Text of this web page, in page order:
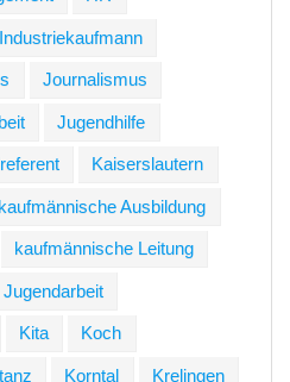
Industriekaufmann
Journalismus
Jugendhilfe
Kaiserslautern
kaufmännische Ausbildung
kaufmännische Leitung
Kita Koch
Korntal Krelingen